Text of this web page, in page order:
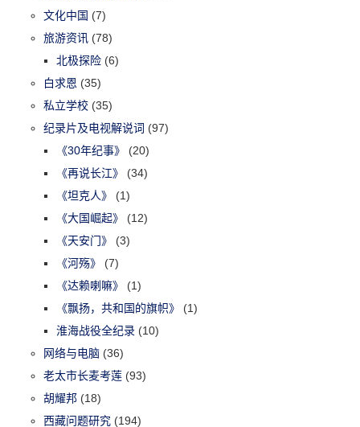
文化中国 (7)
旅游资讯 (78)
北极探险 (6)
白求恩 (35)
私立学校 (35)
纪录片及电视解说词 (97)
《30年纪事》
(20)
《再说长江》
(34)
《坦克人》
(1)
《大国崛起》
(12)
《天安门》
(3)
《河殇》
(7)
《达赖喇嘛》
(1)
《飘扬，共和国的旗帜》
(1)
淮海战役全纪录 (10)
网络与电脑 (36)
老太市长麦考莲 (93)
胡耀邦 (18)
西藏问题研究 (194)